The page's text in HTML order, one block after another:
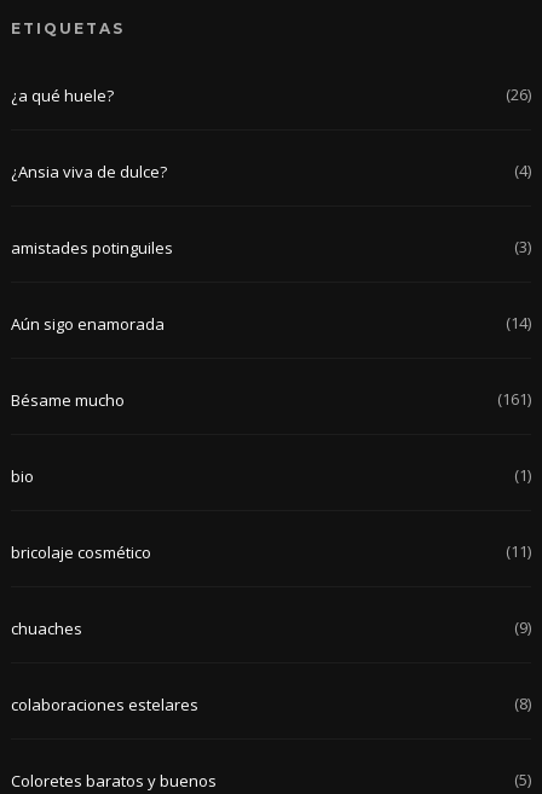
ETIQUETAS
¿a qué huele? (26)
¿Ansia viva de dulce? (4)
amistades potinguiles (3)
Aún sigo enamorada (14)
Bésame mucho (161)
bio (1)
bricolaje cosmético (11)
chuaches (9)
colaboraciones estelares (8)
Coloretes baratos y buenos (5)